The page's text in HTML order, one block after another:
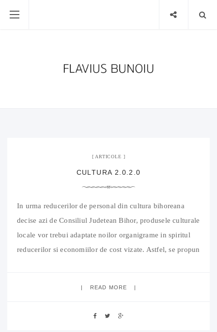
ARTICOLE
CULTURA 2.0.2.0
In urma reducerilor de personal din cultura bihoreana
decise azi de Consiliul Judetean Bihor, produsele culturale
locale vor trebui adaptate noilor organigrame in spiritul
reducerilor si economiilor de cost vizate. Astfel, se propun
READ MORE